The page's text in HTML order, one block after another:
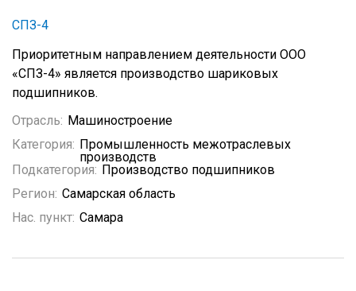
СПЗ-4
Приоритетным направлением деятельности ООО
«СПЗ-4» является производство шариковых
подшипников.
Отрасль: Машиностроение
Категория: Промышленность межотраслевых
производств
Подкатегория: Производство подшипников
Регион: Самарская область
Нас. пункт: Самара